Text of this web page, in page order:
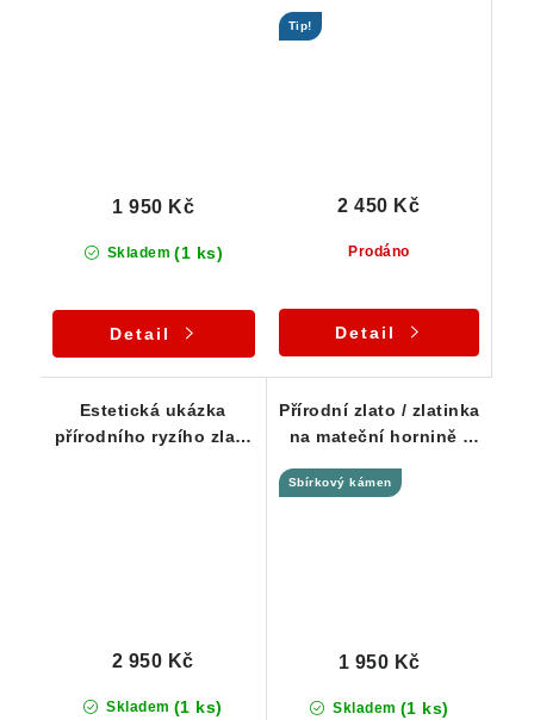
Skladem (1 ks)
1 950 Kč
Detail
Tip!
Prodáno
2 450 Kč
Detail
Estetická ukázka
přírodního ryzího zlata
Skladem (1 ks)
2 950 Kč
Přírodní zlato / zlatinka
na mateční hornině -
Sbírkový kámen
Skladem (1 ks)
1 950 Kč